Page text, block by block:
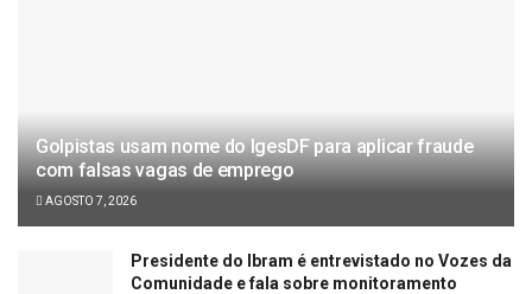
Golpistas usam nome do IgesDF para aplicar fraude
com falsas vagas de emprego
AGOSTO 7, 2026
Presidente do Ibram é entrevistado no Vozes da
Comunidade e fala sobre monitoramento